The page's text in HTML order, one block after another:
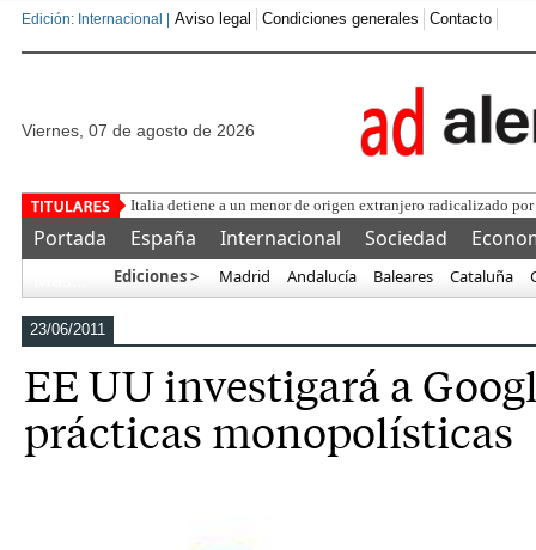
Edición: Internacional | Aviso legal Condiciones generales Contacto
viernes, 07 de agosto de 2026
Portada España Internacional Sociedad
Ediciones > Madrid Andalucía Baleares Cataluña
23/06/2011
EE UU investigará a
prácticas monopolísticas